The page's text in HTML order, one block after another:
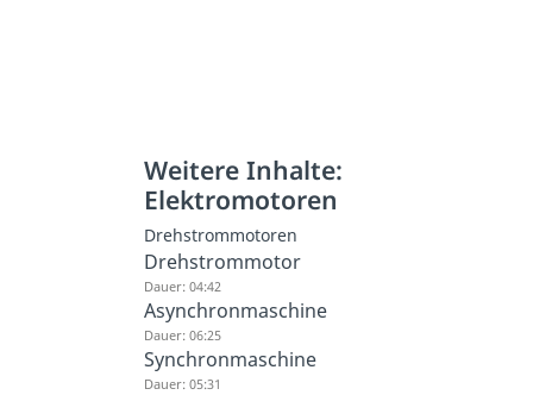
Weitere Inhalte:
Elektromotoren
Drehstrommotoren
Drehstrommotor
Dauer: 04:42
Asynchronmaschine
Dauer: 06:25
Synchronmaschine
Dauer: 05:31